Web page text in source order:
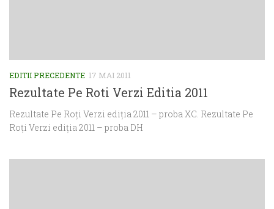
EDITII PRECEDENTE 17 MAI 2011
Rezultate Pe Roti Verzi Editia 2011
Rezultate Pe Roți Verzi ediția 2011 – proba XC. Rezultate Pe
Roți Verzi ediția 2011 – proba DH